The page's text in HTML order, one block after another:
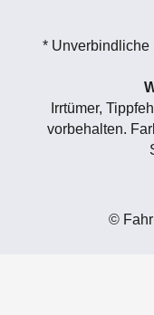
* Unverbindliche
Irrtümer,
vorbehalten.
©